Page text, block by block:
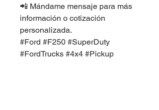
📲 Mándame mensaje para más
información o cotización
personalizada.
#Ford #F250 #SuperDuty
#FordTrucks #4x4 #Pickup